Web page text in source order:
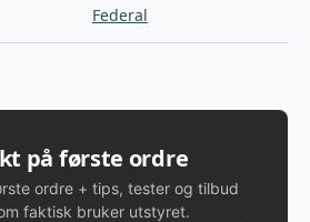
Federal
på første ordre
ordre + tips, tester og tilbud
faktisk bruker utstyret.